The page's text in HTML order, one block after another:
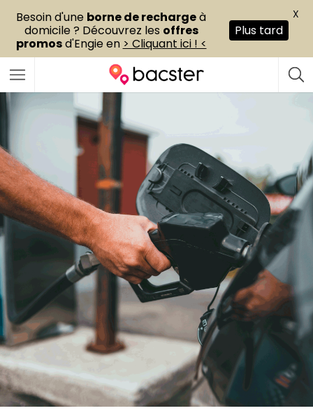
Besoin d'une borne de rechargeà
domicile ? Découvrez les offres
promosd'Engie en > Cliquant ici ! <
Plus tard
X